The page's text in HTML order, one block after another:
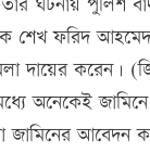
শেখ ফরিদ
দায়ের করেন।
অনেকেই
জামিনের